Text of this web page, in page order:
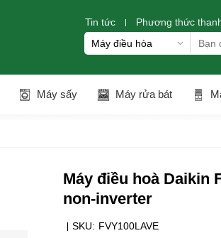
Tin tức Phương thức
Máy sấy Máy rửa bát
Máy điều hoà Daikin
non-inverter
SKU: FVY100LAVE